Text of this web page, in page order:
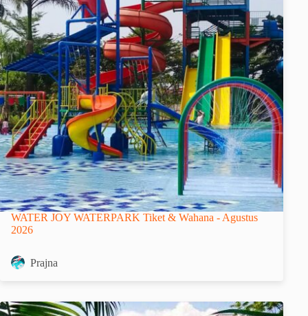
WATER JOY WATERPARK Tiket & Wahana - Agustus
2026
Prajna